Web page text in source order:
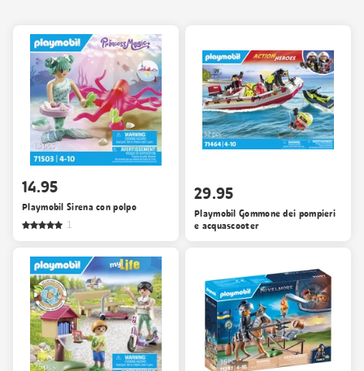
14.95
Playmobil Sirena con polpo
1
29.95
Playmobil Gommone dei pompieri
e acquascooter